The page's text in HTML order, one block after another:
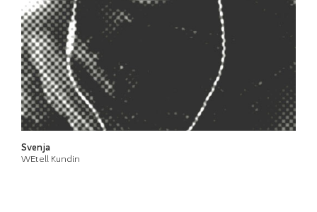
Svenja
WEtell Kundin